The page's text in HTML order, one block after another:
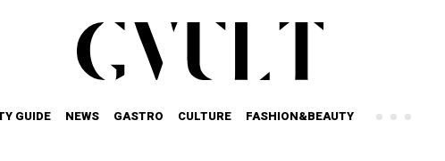
GUIDE NEWS GASTRO CULTURE FASHION&BEAUTY